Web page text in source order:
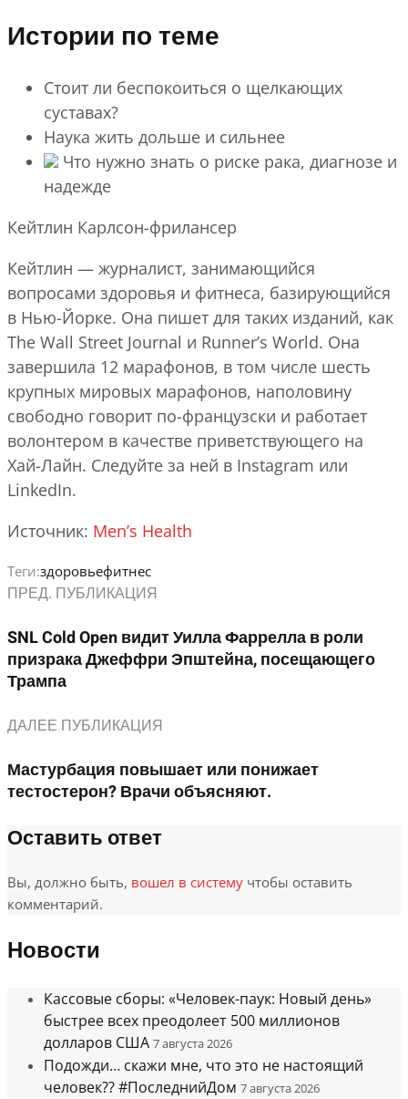
Истории по теме
Стоит ли беспокоиться о щелкающих
суставах?
Наука жить дольше и сильнее
Что нужно знать о риске рака, диагнозе и
надежде
Кейтлин Карлсон-фрилансер
Кейтлин — журналист, занимающийся
вопросами здоровья и фитнеса, базирующийся
в Нью-Йорке. Она пишет для таких изданий, как
The Wall Street Journal и Runner’s World. Она
завершила 12 марафонов, в том числе шесть
крупных мировых марафонов, наполовину
свободно говорит по-французски и работает
волонтером в качестве приветствующего на
Хай-Лайн. Следуйте за ней в Instagram или
LinkedIn.
Источник: Men’s Health
Теги:здоровьефитнес
ПРЕД. ПУБЛИКАЦИЯ
SNL Cold Open видит Уилла Фаррелла в роли
призрака Джеффри Эпштейна, посещающего
Трампа
ДАЛЕЕ ПУБЛИКАЦИЯ
Мастурбация повышает или понижает
тестостерон? Врачи объясняют.
Оставить ответ
Вы, должно быть, вошел в систему чтобы оставить
комментарий.
Новости
Кассовые сборы: «Человек-паук: Новый день»
быстрее всех преодолеет 500 миллионов
долларов США 7 августа 2026
Подожди… скажи мне, что это не настоящий
человек?? #ПоследнийДом 7 августа 2026